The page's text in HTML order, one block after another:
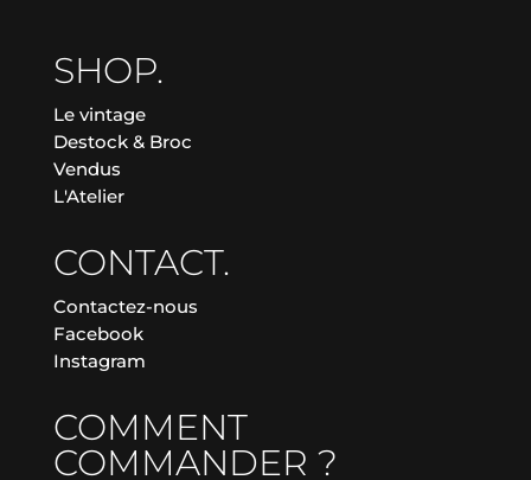
SHOP.
Le vintage
Destock & Broc
Vendus
L'Atelier
CONTACT.
Contactez-nous
Facebook
Instagram
COMMENT
COMMANDER ?